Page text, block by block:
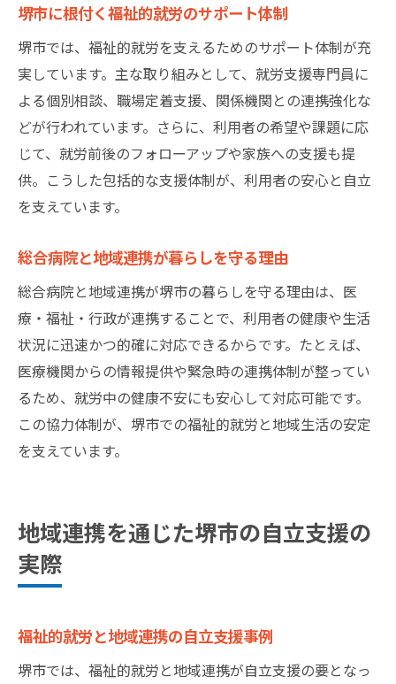
堺市に根付く福祉的就労のサポート体制
堺市では、福祉的就労を支えるためのサポート体制が充
実しています。主な取り組みとして、就労支援専門員に
よる個別相談、職場定着支援、関係機関との連携強化な
どが行われています。さらに、利用者の希望や課題に応
じて、就労前後のフォローアップや家族への支援も提
供。こうした包括的な支援体制が、利用者の安心と自立
を支えています。
総合病院と地域連携が暮らしを守る理由
総合病院と地域連携が堺市の暮らしを守る理由は、医
療・福祉・行政が連携することで、利用者の健康や生活
状況に迅速かつ的確に対応できるからです。たとえば、
医療機関からの情報提供や緊急時の連携体制が整ってい
るため、就労中の健康不安にも安心して対応可能です。
この協力体制が、堺市での福祉的就労と地域生活の安定
を支えています。
地域連携を通じた堺市の自立支援の
実際
福祉的就労と地域連携の自立支援事例
堺市では、福祉的就労と地域連携が自立支援の要となっ